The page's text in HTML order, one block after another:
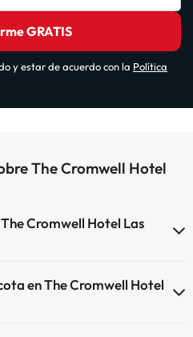
GRATIS
y estar de acuerdo con la Política
The Cromwell Hotel
Cromwell Hotel Las
disponibilidad):
en The Cromwell Hotel